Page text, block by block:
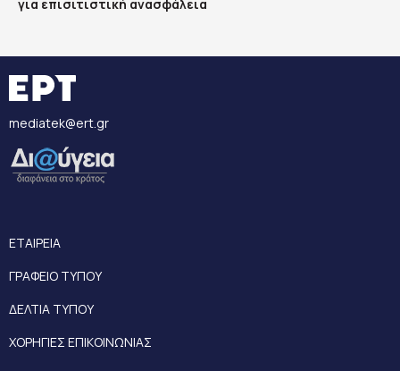
για επισιτιστική ανασφάλεια
mediatek@ert.gr
ΕΤΑΙΡΕΙΑ
ΓΡΑΦΕΙΟ ΤΥΠΟΥ
ΔΕΛΤΙΑ ΤΥΠΟΥ
ΧΟΡΗΓΙΕΣ ΕΠΙΚΟΙΝΩΝΙΑΣ